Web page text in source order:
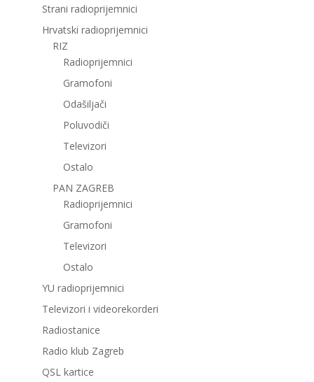
Strani radioprijemnici
Hrvatski radioprijemnici
RIZ
Radioprijemnici
Gramofoni
Odašiljači
Poluvodiči
Televizori
Ostalo
PAN ZAGREB
Radioprijemnici
Gramofoni
Televizori
Ostalo
YU radioprijemnici
Televizori i videorekorderi
Radiostanice
Radio klub Zagreb
QSL kartice